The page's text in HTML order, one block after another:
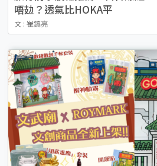
唔攰？透氣比HOKA平
文 : 崔鎬亮